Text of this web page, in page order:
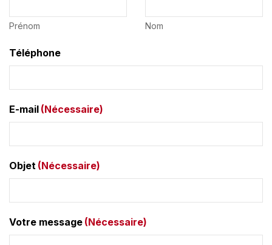
Prénom Nom
Téléphone
E-mail (Nécessaire)
Objet (Nécessaire)
Votre message (Nécessaire)